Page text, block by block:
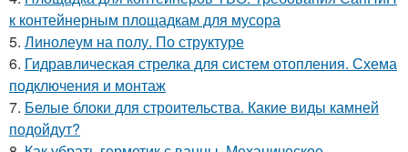
к контейнерным площадкам для мусора
5. Линолеум на полу. По структуре
6. Гидравлическая стрелка для систем отопления. Схема
подключения и монтаж
7. Белые блоки для строительства. Какие виды камней
подойдут?